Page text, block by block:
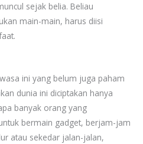
sejak belia. Beliau
main-main, harus diisi
ini yang belum juga paham
dunia ini diciptakan hanya
banyak orang yang
bermain gadget, berjam-jam
atau sekedar jalan-jalan,